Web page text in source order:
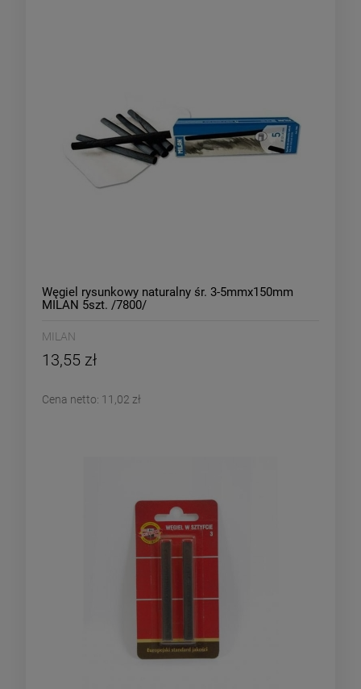
Węgiel rysunkowy naturalny śr. 3-5mmx150mm
MILAN 5szt. /7800/
MILAN
13,55 zł
Cena netto: 11,02 zł